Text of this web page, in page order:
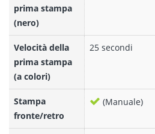
prima stampa
(nero)
Velocità della
prima stampa
(a colori)
25 secondi
Stampa
fronte/retro
(Manuale)